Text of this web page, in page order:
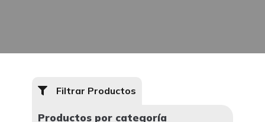
Filtrar Productos
Productos por categoría